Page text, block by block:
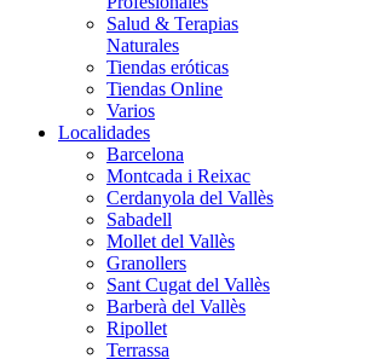
Salud & Terapias
Naturales
Tiendas eróticas
Tiendas Online
Varios
Localidades
Barcelona
Montcada i Reixac
Cerdanyola del Vallès
Sabadell
Mollet del Vallès
Granollers
Sant Cugat del Vallès
Barberà del Vallès
Ripollet
Terrassa